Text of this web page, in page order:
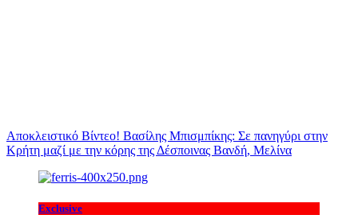
Αποκλειστικό Βίντεο! Βασίλης Μπισμπίκης: Σε πανηγύρι στην
Κρήτη μαζί με την κόρης της Δέσποινας Βανδή, Μελίνα
Exclusive